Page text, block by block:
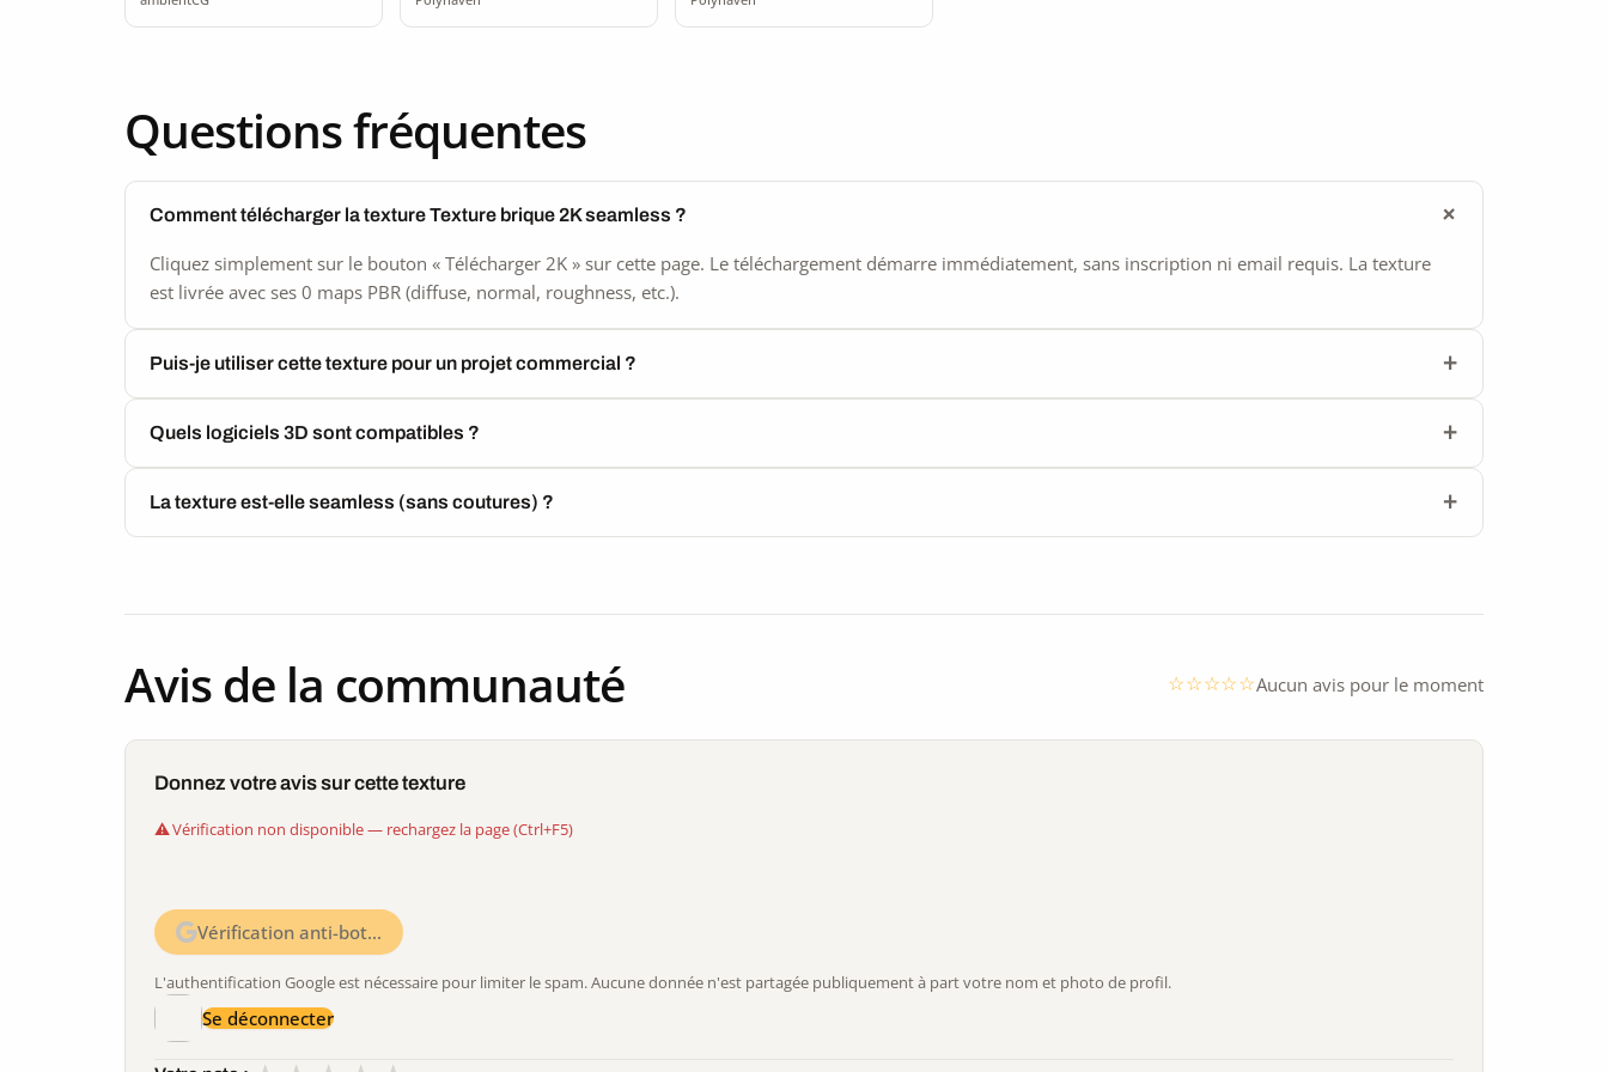
2K
2K
Questions fréquentes
Comment télécharger la texture Texture brique 2K seamless ?
Cliquez simplement sur le bouton « Télécharger 2K » sur cette page. Le téléchargement démarre immédiatement, sans inscription ni email requis. La texture
est livrée avec ses 0 maps PBR (diffuse, normal, roughness, etc.).
Puis-je utiliser cette texture pour un projet commercial ?
Quels logiciels 3D sont compatibles ?
La texture est-elle seamless (sans coutures) ?
Avis de la communauté Aucun avis pour le moment
Donnez votre avis sur cette texture
Vérification non disponible — rechargez la page (Ctrl+F5)
Vérification anti-bot…
L'authentification Google est nécessaire pour limiter le spam. Aucune donnée n'est partagée publiquement à part votre nom et photo de profil.
Se déconnecter